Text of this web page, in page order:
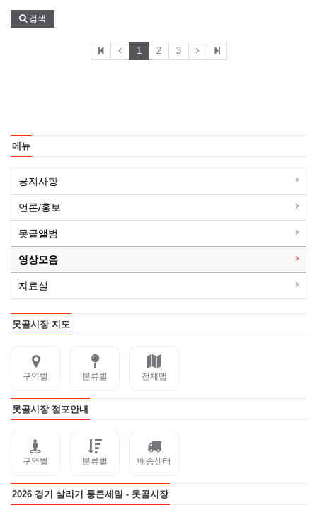
검색
1 2 3
메뉴
공지사항
언론/홍보
못골앨범
영상모음
자료실
못골시장 지도
구역별 분류별 전체맵
못골시장 점포안내
구역별 분류별 배송센터
2026 경기 살리기 통큰세일 - 못골시장